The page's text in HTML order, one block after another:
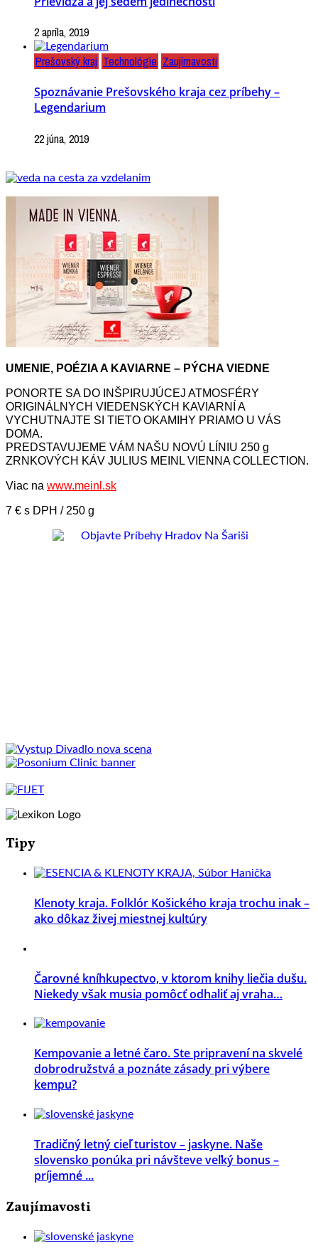
2 apríla, 2019
Prešovský kraj Technológie Zaujímavosti
Spoznávanie Prešovského kraja cez príbehy –
Legendarium
22 júna, 2019
UMENIE, POÉZIA A KAVIARNE – PÝCHA VIEDNE
PONORTE SA DO INŠPIRUJÚCEJ ATMOSFÉRY
ORIGINÁLNYCH VIEDENSKÝCH KAVIARNÍ A
VYCHUTNAJTE SI TIETO OKAMIHY PRIAMO U VÁS
DOMA.
PREDSTAVUJEME VÁM NAŠU NOVÚ LÍNIU 250 g
ZRNKOVÝCH KÁV JULIUS MEINL VIENNA COLLECTION.
Viac na www.meinl.sk
7 € s DPH / 250 g
Tipy
Klenoty kraja. Folklór Košického kraja trochu inak –
ako dôkaz živej miestnej kultúry
Čarovné kníhkupectvo, v ktorom knihy liečia dušu.
Niekedy však musia pomôcť odhaliť aj vraha…
Kempovanie a letné čaro. Ste pripravení na skvelé
dobrodružstvá a poznáte zásady pri výbere
kempu?
Tradičný letný cieľ turistov – jaskyne. Naše
slovensko ponúka pri návšteve veľký bonus –
príjemné ...
Zaujímavosti